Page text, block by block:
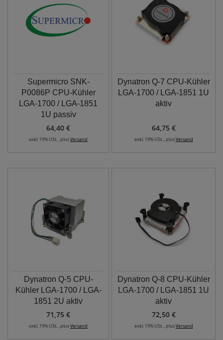
Supermicro SNK-
P0086P CPU-Kühler
LGA-1700 / LGA-1851
1U passiv
64,40 €
exkl. 19% USt. , plusVersand
Dynatron Q-7 CPU-Kühler
LGA-1700 / LGA-1851 1U
aktiv
64,75 €
exkl. 19% USt. , plusVersand
Dynatron Q-5 CPU-
Kühler LGA-1700 / LGA-
1851 2U aktiv
71,75 €
exkl. 19% USt. , plusVersand
Dynatron Q-8 CPU-Kühler
LGA-1700 / LGA-1851 1U
aktiv
72,50 €
exkl. 19% USt. , plusVersand